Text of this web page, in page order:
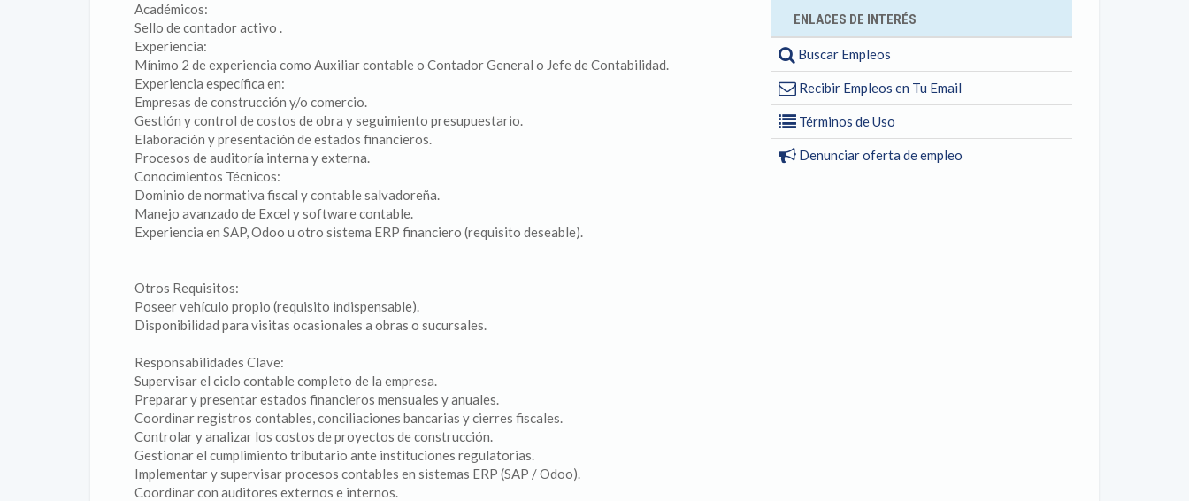
Académicos:
Sello de contador activo .
Experiencia:
Mínimo 2 de experiencia como Auxiliar contable o Contador General o Jefe de Contabilidad.
Experiencia específica en:
Empresas de construcción y/o comercio.
Gestión y control de costos de obra y seguimiento presupuestario.
Elaboración y presentación de estados financieros.
Procesos de auditoría interna y externa.
Conocimientos Técnicos:
Dominio de normativa fiscal y contable salvadoreña.
Manejo avanzado de Excel y software contable.
Experiencia en SAP, Odoo u otro sistema ERP financiero (requisito deseable).
Otros Requisitos:
Poseer vehículo propio (requisito indispensable).
Disponibilidad para visitas ocasionales a obras o sucursales.
Responsabilidades Clave:
Supervisar el ciclo contable completo de la empresa.
Preparar y presentar estados financieros mensuales y anuales.
Coordinar registros contables, conciliaciones bancarias y cierres fiscales.
Controlar y analizar los costos de proyectos de construcción.
Gestionar el cumplimiento tributario ante instituciones regulatorias.
Implementar y supervisar procesos contables en sistemas ERP (SAP / Odoo).
Coordinar con auditores externos e internos.
ENLACES DE INTERÉS
Buscar Empleos
Recibir Empleos en Tu Email
Términos de Uso
Denunciar oferta de empleo